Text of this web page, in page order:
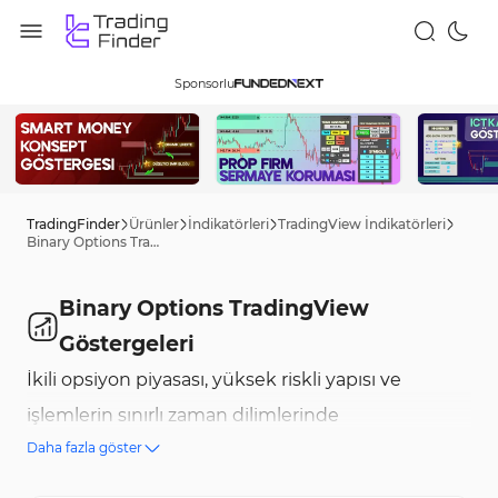
Sponsorlu
TradingFinder Ürünler İndikatörleri TradingView İndikatörleri
Binary Options TradingView Göstergeleri
Binary Options TradingView
Göstergeleri
İkili opsiyon piyasası, yüksek riskli yapısı ve
işlemlerin sınırlı zaman dilimlerinde
gerçekleşmesi nedeniyle hızlı analiz ve giriş-çıkış
Daha fazla göster